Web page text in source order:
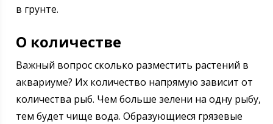
в грунте.
О количестве
Важный вопрос сколько разместить растений в
аквариуме? Их количество напрямую зависит от
количества рыб. Чем больше зелени на одну рыбу,
тем будет чище вода. Образующиеся грязевые